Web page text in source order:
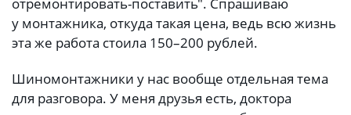
отремонтировать-поставить". Спрашиваю
у монтажника, откуда такая цена, ведь всю жизнь
эта же работа стоила 150–200 рублей.
Шиномонтажники у нас вообще отдельная тема
для разговора. У меня друзья есть, доктора